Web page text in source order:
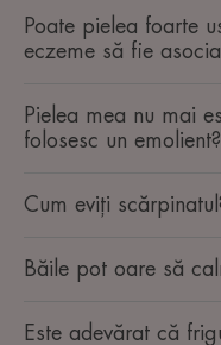
Poate pielea foarte
eczeme să fie
Pielea mea nu mai
folosesc un emolient?
Cum eviți
Băile pot oare să
Este adevărat că